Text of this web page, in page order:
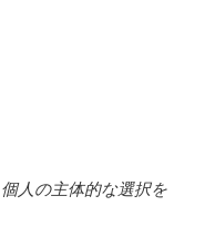
個人の主体的な選択を